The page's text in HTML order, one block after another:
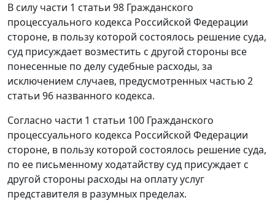
В силу части 1 статьи 98 Гражданского
процессуального кодекса Российской Федерации
стороне, в пользу которой состоялось решение суда,
суд присуждает возместить с другой стороны все
понесенные по делу судебные расходы, за
исключением случаев, предусмотренных частью 2
статьи 96 названного кодекса.
Согласно части 1 статьи 100 Гражданского
процессуального кодекса Российской Федерации
стороне, в пользу которой состоялось решение суда,
по ее письменному ходатайству суд присуждает с
другой стороны расходы на оплату услуг
представителя в разумных пределах.